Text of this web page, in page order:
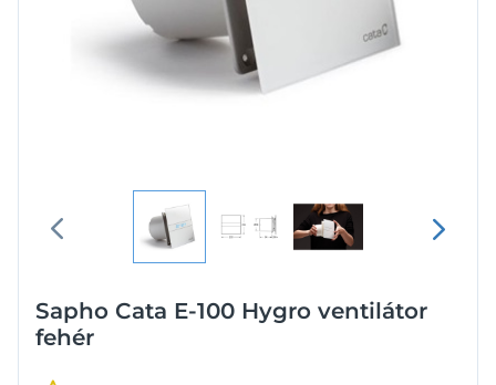
Sapho Cata E-100 Hygro ventilátor
fehér